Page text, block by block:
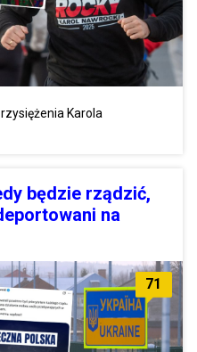
Karola
będzie rządzić,
na
71